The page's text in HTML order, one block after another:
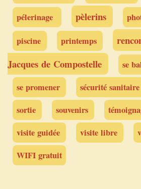
pélerinage
pèlerins
piscine
printemps
Jacques de Compostelle
se
se promener
sécurité sanitaire
sortie
souvenirs
visite guidée
visite libre
WIFI gratuit